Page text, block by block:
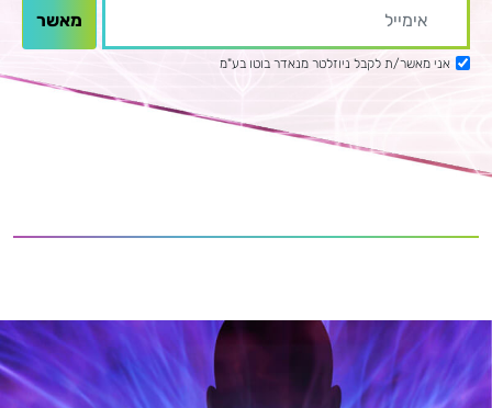
אני מאשר/ת לקבל ניוזלטר מנאדר בוטו בע"מ